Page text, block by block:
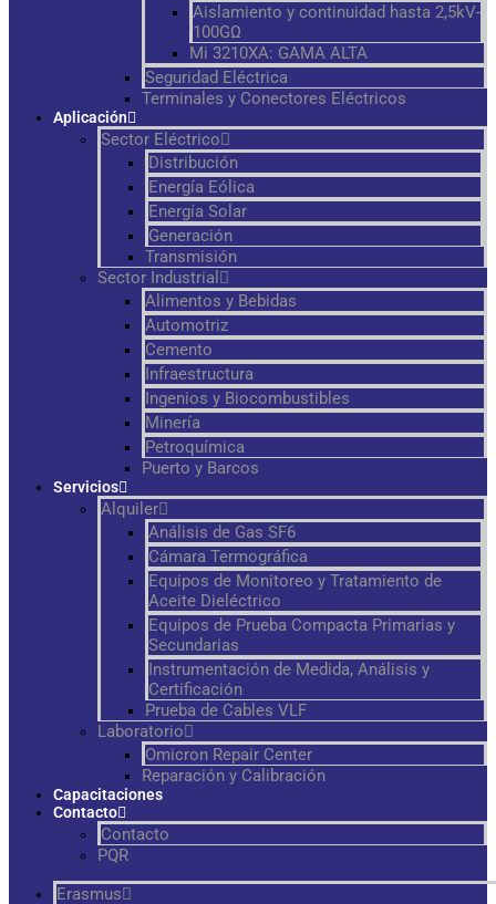
Aislamiento y continuidad hasta 2,5kV-
100GΩ
Mi 3210XA: GAMA ALTA
Seguridad Eléctrica
Terminales y Conectores Eléctricos
Aplicación
Sector Eléctrico
Distribución
Energía Eólica
Energía Solar
Generación
Transmisión
Sector Industrial
Alimentos y Bebidas
Automotriz
Cemento
Infraestructura
Ingenios y Biocombustibles
Minería
Petroquímica
Puerto y Barcos
Servicios
Alquiler
Análisis de Gas SF6
Cámara Termográfica
Equipos de Monitoreo y Tratamiento de
Aceite Dieléctrico
Equipos de Prueba Compacta Primarias y
Secundarias
Instrumentación de Medida, Análisis y
Certificación
Prueba de Cables VLF
Laboratorio
Omicron Repair Center
Reparación y Calibración
Capacitaciones
Contacto
Contacto
PQR
Erasmus